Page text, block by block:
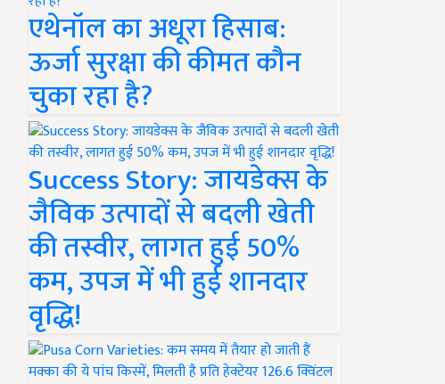
एथेनॉल का अधूरा हिसाब:
ऊर्जा सुरक्षा की कीमत कौन
चुका रहा है?
Success Story: जायडेक्स के
जैविक उत्पादों से बदली खेती
की तस्वीर, लागत हुई 50%
कम, उपज में भी हुई शानदार
वृद्धि!